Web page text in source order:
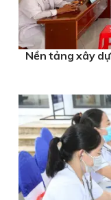
Nền tảng xây